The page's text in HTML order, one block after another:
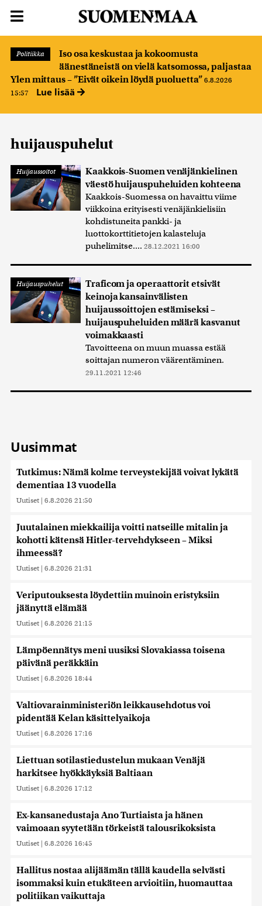
Politiikka
Iso osa keskustaa ja kokoomusta
äänestäneistä on vielä katsomossa, paljastaa
Ylen mittaus – ”Eivät oikein löydä puoluetta” 6.8.2026
15:57
Lue lisää
huijauspuhelut
Huijaussoitot
Kaakkois-Suomen venäjänkielinen
väestö huijauspuheluiden kohteena
Kaakkois-Suomessa on havaittu viime
viikkoina erityisesti venäjänkielisiin
kohdistuneita pankki- ja
luottokorttitietojen kalasteluja
puhelimitse.... 28.12.2021 16:00
Huijauspuhelut
Traficom ja operaattorit etsivät
keinoja kansainvälisten
huijaussoittojen estämiseksi –
huijauspuheluiden määrä kasvanut
voimakkaasti
Tavoitteena on muun muassa estää
soittajan numeron väärentäminen.
29.11.2021 12:46
Uusimmat
Tutkimus: Nämä kolme terveystekijää voivat lykätä
dementiaa 13 vuodella
Uutiset | 6.8.2026 21:50
Juutalainen miekkailija voitti natseille mitalin ja
kohotti kätensä Hitler-tervehdykseen – Miksi
ihmeessä?
Uutiset | 6.8.2026 21:31
Veriputouksesta löydettiin muinoin eristyksiin
jäänyttä elämää
Uutiset | 6.8.2026 21:15
Lämpöennätys meni uusiksi Slovakiassa toisena
päivänä peräkkäin
Uutiset | 6.8.2026 18:44
Valtiovarainministeriön leikkausehdotus voi
pidentää Kelan käsittelyaikoja
Uutiset | 6.8.2026 17:16
Liettuan sotilastiedustelun mukaan Venäjä
harkitsee hyökkäyksiä Baltiaan
Uutiset | 6.8.2026 17:12
Ex-kansanedustaja Ano Turtiaista ja hänen
vaimoaan syytetään törkeistä talousrikoksista
Uutiset | 6.8.2026 16:45
Hallitus nostaa alijäämän tällä kaudella selvästi
isommaksi kuin etukäteen arvioitiin, huomauttaa
politiikan vaikuttaja